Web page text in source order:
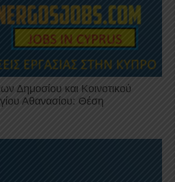
Δημοσίου και Κοινοτικού
Αθανασίου: Θέση